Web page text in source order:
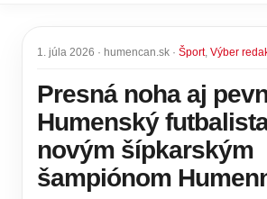
1. júla 2026 · humencan.sk · Šport, Výber
Presná noha aj
Humenský
novým šípkarským
šampiónom